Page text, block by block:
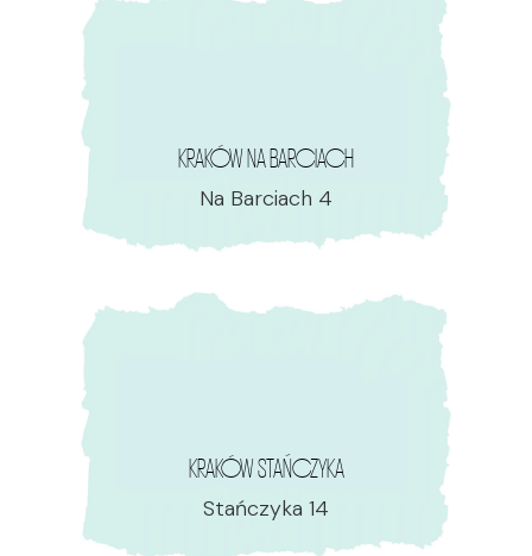
KRAKÓW NA BARCIACH
Na Barciach 4
KRAKÓW STAŃCZYKA
Stańczyka 14